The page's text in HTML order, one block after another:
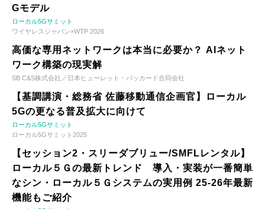
Gモデル
ローカル5Gサミット
ワイヤレスジャパン×WTP 2026
高価な専用ネットワークは本当に必要か？ AIネット
ワーク構築の現実解
SB C&S株式会社／日本ヒューレット・パッカード合同会社
【基調講演・総務省 佐藤移動通信企画官】ローカル
5Gの更なる普及拡大に向けて
ローカル5Gサミット
ローカル5Gサミット2025
【セッション2・スリーダブリュー/SMFLレンタル】
ローカル５Ｇの最新トレンド 導入・実装が一番簡単
なシン・ローカル５Ｇシステムの実用例 25-26年最新
機能もご紹介